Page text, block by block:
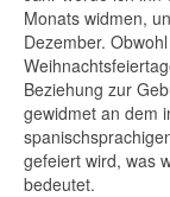
Gebirges
Private
Westküste
Monats widmen,
Dezember.
Beziehung zur
gewidmet an dem
gefeiert wird, was
bedeutet.